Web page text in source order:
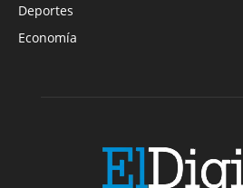
Deportes
Economía